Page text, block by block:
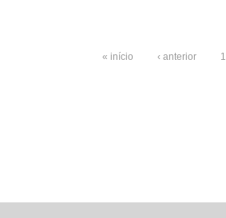
« início ‹ anterior 1